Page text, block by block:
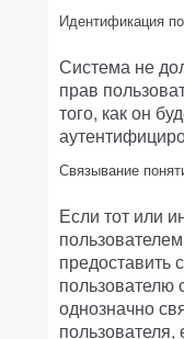
Идентификация
Система не
прав
того, как он
Связывание
Если тот или
предоставить
пользователю
однозначно